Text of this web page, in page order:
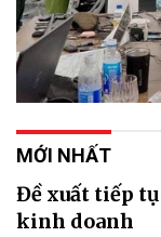
MỚI NHẤT
Đề xuất tiếp
kinh doanh